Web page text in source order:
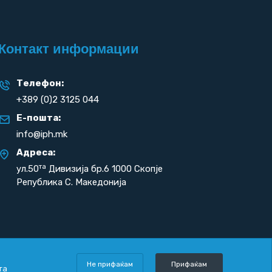
информации
Телефон:
+389 (0)2 3125 044
Е-пошта:
info@iph.mk
Адреса:
ул.50та Дивизија бр.6 1000 Скопје
Република С. Македонија
Не прифаќам Прифаќам